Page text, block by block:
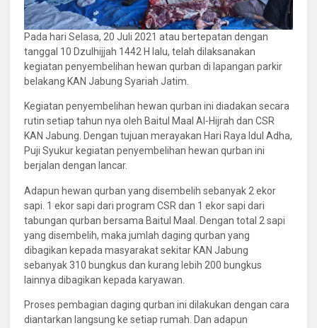
Pada hari Selasa, 20 Juli 2021 atau bertepatan dengan
tanggal 10 Dzulhijjah 1442 H lalu, telah dilaksanakan
kegiatan penyembelihan hewan qurban di lapangan parkir
belakang KAN Jabung Syariah Jatim.
Kegiatan penyembelihan hewan qurban ini diadakan secara
rutin setiap tahun nya oleh Baitul Maal Al-Hijrah dan CSR
KAN Jabung. Dengan tujuan merayakan Hari Raya Idul Adha,
Puji Syukur kegiatan penyembelihan hewan qurban ini
berjalan dengan lancar.
Adapun hewan qurban yang disembelih sebanyak 2 ekor
sapi. 1 ekor sapi dari program CSR dan 1 ekor sapi dari
tabungan qurban bersama Baitul Maal. Dengan total 2 sapi
yang disembelih, maka jumlah daging qurban yang
dibagikan kepada masyarakat sekitar KAN Jabung
sebanyak 310 bungkus dan kurang lebih 200 bungkus
lainnya dibagikan kepada karyawan.
Proses pembagian daging qurban ini dilakukan dengan cara
diantarkan langsung ke setiap rumah. Dan adapun